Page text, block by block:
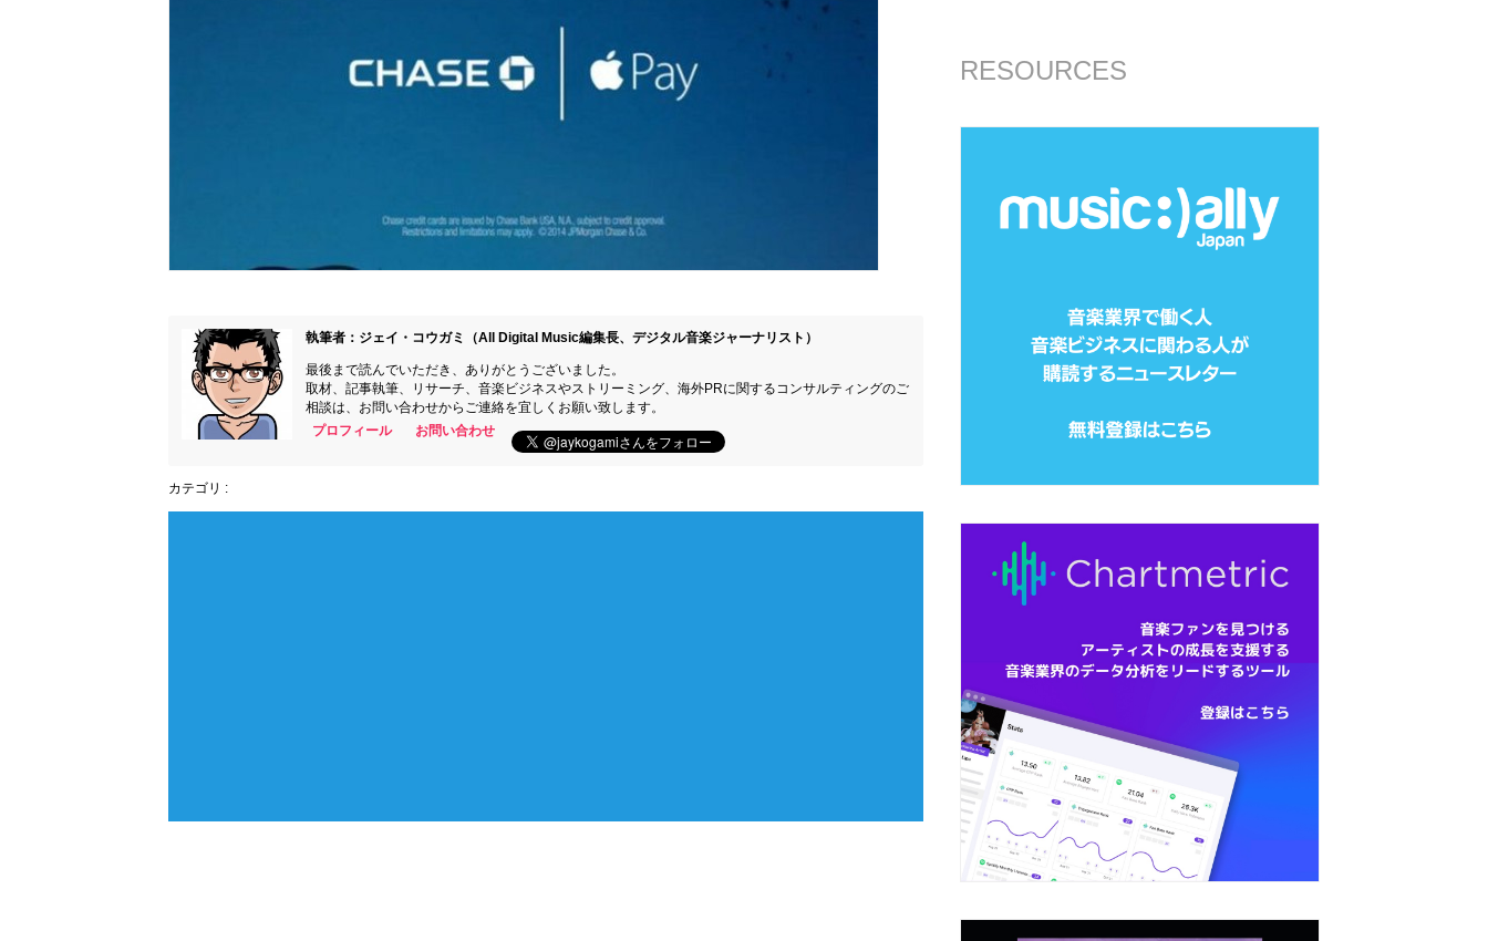
執筆者：ジェイ・コウガミ（All Digital Music編集長、デジタル音楽ジャーナリスト）
最後まで読んでいただき、ありがとうございました。
取材、記事執筆、リサーチ、音楽ビジネスやストリーミング、海外PRに関するコンサルティングのご
相談は、お問い合わせからご連絡を宜しくお願い致します。
プロフィール
お問い合わせ
カテゴリ :
RESOURCES